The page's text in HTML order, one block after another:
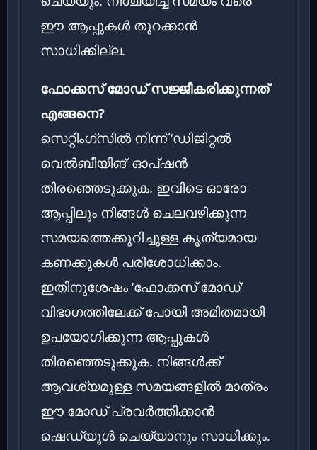
ഈ ആപ്പുകൾ തുറക്കാൻ
സാധിക്കില്ല.
ഫോക്കസ് മോഡ് സജ്ജീകരിക്കുന്നത്
എങ്ങനെ?
സെറ്റിംഗ്സിൽ നിന്ന് ‘ഡിജിറ്റൽ
വെൽബീയിങ്’ ഓപ്ഷൻ
തിരഞ്ഞെടുക്കുക. ഇവിടെ ഓരോ
ആപ്പിലും നിങ്ങൾ ചെലവഴിക്കുന്ന
സമയത്തെക്കുറിച്ചുള്ള കൃത്യമായ
കണക്കുകൾ പരിശോധിക്കാം.
ഇതിനുശേഷം ‘ഫോക്കസ് മോഡ്’
വിഭാഗത്തിലേക്ക് പോയി അമിതമായി
ഉപയോഗിക്കുന്ന ആപ്പുകൾ
തിരഞ്ഞെടുക്കുക. നിങ്ങൾക്ക്
ആവശ്യമുള്ള സമയങ്ങളിൽ മാത്രം
ഈ മോഡ് പ്രവർത്തിക്കാൻ
ഷെഡ്യൂൾ ചെയ്യാനും സാധിക്കും.